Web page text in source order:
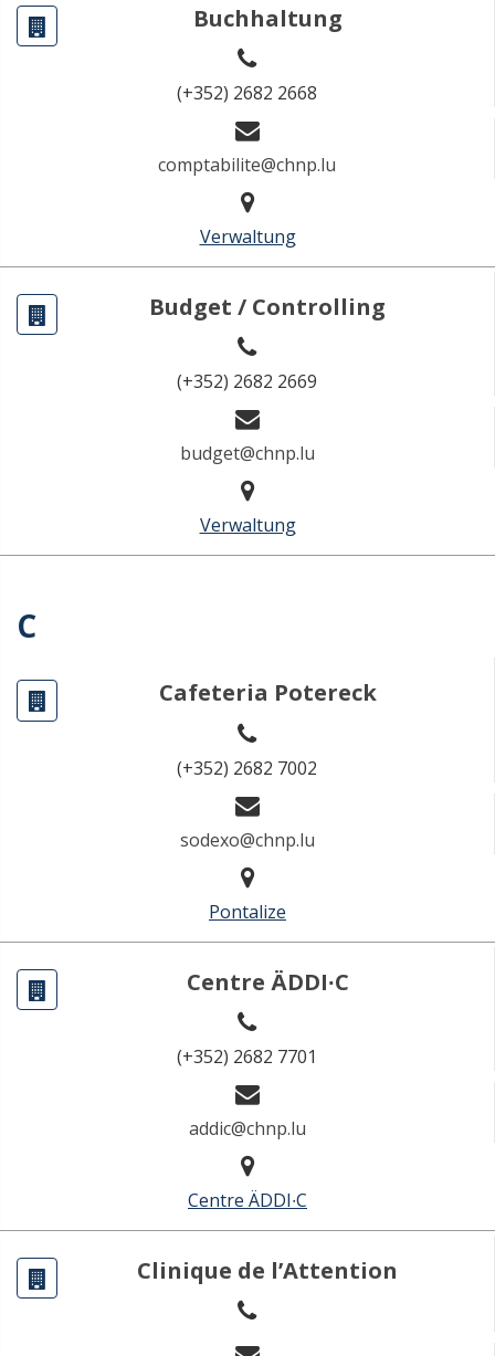
Buchhaltung
(+352) 2682 2668
comptabilite@chnp.lu
Verwaltung
Budget / Controlling
(+352) 2682 2669
budget@chnp.lu
Verwaltung
C
Cafeteria Potereck
(+352) 2682 7002
sodexo@chnp.lu
Pontalize
Centre ÄDDI∙C
(+352) 2682 7701
addic@chnp.lu
Centre ÄDDI∙C
Clinique de l’Attention